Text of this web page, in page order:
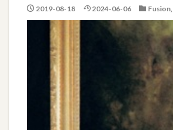
2019-08-18 2024-06-06 Fusion,